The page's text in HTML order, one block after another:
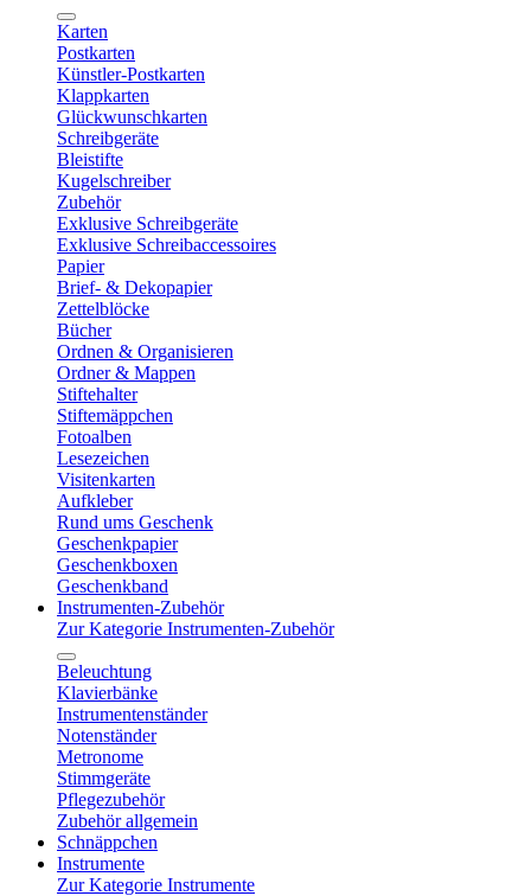
Karten
Postkarten
Künstler-Postkarten
Klappkarten
Glückwunschkarten
Schreibgeräte
Bleistifte
Kugelschreiber
Zubehör
Exklusive Schreibgeräte
Exklusive Schreibaccessoires
Papier
Brief- & Dekopapier
Zettelblöcke
Bücher
Ordnen & Organisieren
Ordner & Mappen
Stiftehalter
Stiftemäppchen
Fotoalben
Lesezeichen
Visitenkarten
Aufkleber
Rund ums Geschenk
Geschenkpapier
Geschenkboxen
Geschenkband
Instrumenten-Zubehör
Zur Kategorie Instrumenten-Zubehör
Beleuchtung
Klavierbänke
Instrumentenständer
Notenständer
Metronome
Stimmgeräte
Pflegezubehör
Zubehör allgemein
Schnäppchen
Instrumente
Zur Kategorie Instrumente